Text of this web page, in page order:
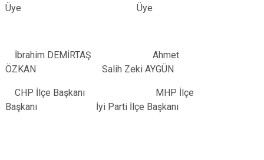
Üye Üye
İbrahim DEMİRTAŞ Ahmet
ÖZKAN Salih Zeki AYGÜN
CHP İlçe Başkanı MHP İlçe
Başkanı İyi Parti İlçe Başkanı